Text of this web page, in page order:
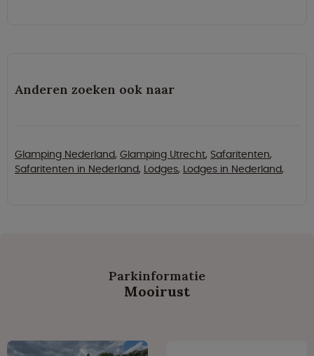
Anderen zoeken ook naar
Glamping Nederland, Glamping Utrecht, Safaritenten,
Safaritenten in Nederland, Lodges, Lodges in Nederland,
Parkinformatie
Mooirust